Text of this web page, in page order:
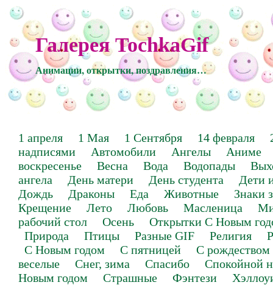
Галерея TochkaGif
Анимации, открытки, поздравления…
1 апреля 1 Мая 1 Сентября 14 февраля
надписями
Автомобили Ангелы
Аниме
воскресенье
Весна Вода Водопады
ангела
День матери День студента
Дети
Дождь
Драконы Еда Животные
Знаки
Крещение
Лето Любовь Масленица
рабочий стол
Осень
Открытки С Новым
Природа
Птицы Разные GIF Религия
С Новым годом
С пятницей
С рождеством
веселые
Снег, зима Спасибо
Спокойной
Новым годом
Страшные Фэнтези